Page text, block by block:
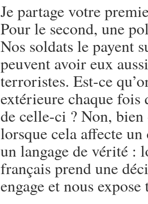
Je partage votre
Pour le second, une
Nos soldats le payent
peuvent avoir eux
terroristes. Est-ce
extérieure chaque fois
de celle-ci ? Non,
lorsque cela affecte
un langage de vérité :
français prend une
engage et nous expose